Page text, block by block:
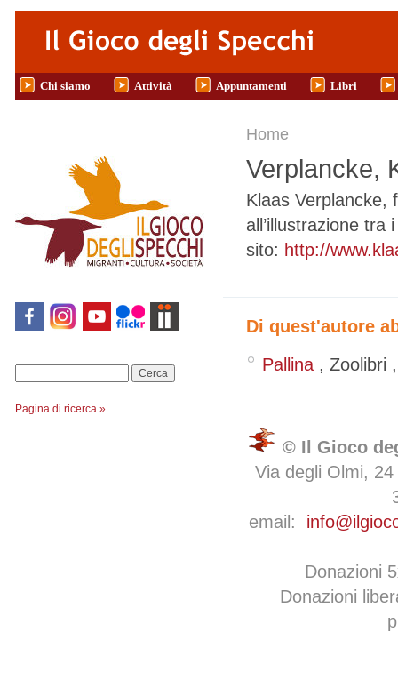
Salta al contenuto principale
Chi siamo Attività Appuntamenti Libri
Pagina di ricerca »
Tu sei qui
Home
Verplancke,
Klaas Verplancke,
all’illustrazione tra
sito: http://
Di quest'autore
Pallina , Zoolibri
© Il Gioco
Via degli Olmi,
email:
Donazioni
Donazioni